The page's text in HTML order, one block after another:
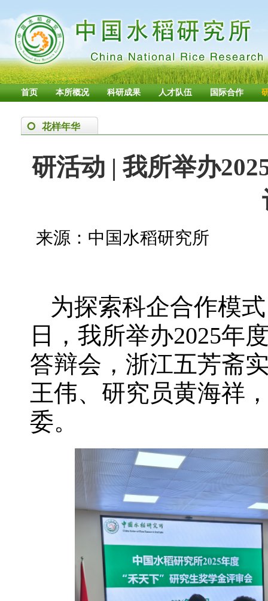
首页 本所概况 科研成果 人才队伍 国际合作
花样年华
研活动 | 我所举办
来源：中国水稻研究所
为探索科企合作模
日，我所举办2025年
答辩会，浙江五芳斋
王伟、研究员黄海祥
委。